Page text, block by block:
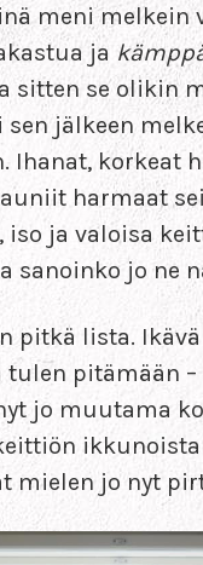
meni melkein
ja
sitten se olikin
sen jälkeen
Ihanat, korkeat
harmaat
ja valoisa
sanoinko jo ne
pitkä lista.
tulen pitämään
jo muutama
mielen jo nyt